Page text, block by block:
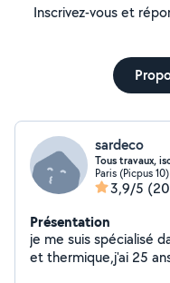
Inscrivez-vous et
sardeco
Tous travaux,
Paris (Picpus 10)
3,9/5
Présentation
je me suis spécialisé
et thermique,j'ai 25